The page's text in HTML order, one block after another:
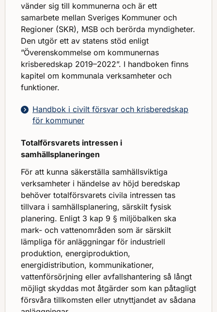
vänder sig till kommunerna och är ett
samarbete mellan Sveriges Kommuner och
Regioner (SKR), MSB och berörda myndigheter.
Den utgör ett av statens stöd enligt
”Överenskommelse om kommunernas
krisberedskap 2019–2022”. I handboken finns
kapitel om kommunala verksamheter och
funktioner.
Handbok i civilt försvar och krisberedskap
för kommuner
Totalförsvarets intressen i
samhällsplaneringen
För att kunna säkerställa samhällsviktiga
verksamheter i händelse av höjd beredskap
behöver totalförsvarets civila intressen tas
tillvara i samhällsplanering, särskilt fysisk
planering. Enligt 3 kap 9 § miljöbalken ska
mark- och vattenområden som är särskilt
lämpliga för anläggningar för industriell
produktion, energiproduktion,
energidistribution, kommunikationer,
vattenförsörjning eller avfallshantering så långt
möjligt skyddas mot åtgärder som kan påtagligt
försvåra tillkomsten eller utnyttjandet av sådana